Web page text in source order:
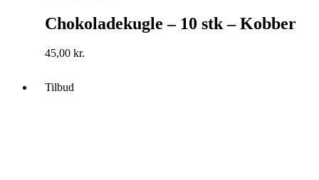
Chokoladekugle – 10 stk – Kobber
45,00 kr.
Tilbud